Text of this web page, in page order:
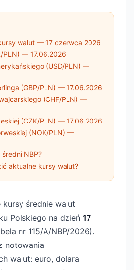
walut — 17 czerwca 2026
PLN) — 17.06.2026
(USD/PLN) —
(GBP/PLN) — 17.06.2026
(CHF/PLN) —
(CZK/PLN) — 17.06.2026
(NOK/PLN) —
NBP?
aktualne kursy walut?
kursy średnie walut
Polskiego na dzień 17
nr 115/A/NBP/2026).
notowania
walut: euro, dolara